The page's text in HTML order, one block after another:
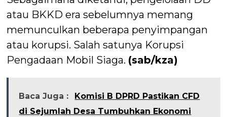
atau BKKD era sebelumnya memang
memunculkan beberapa penyimpangan
atau korupsi. Salah satunya Korupsi
Pengadaan Mobil Siaga. (sab/kza)
Baca Juga :
Komisi B DPRD Pastikan CFD
di Sejumlah Desa Tumbuhkan Ekonomi